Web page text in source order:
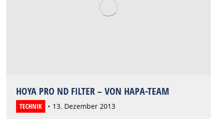
HOYA PRO ND FILTER – VON HAPA-TEAM
TECHNIK 13. Dezember 2013